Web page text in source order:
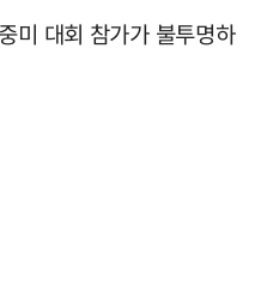
미 대회 참가가 불투명하